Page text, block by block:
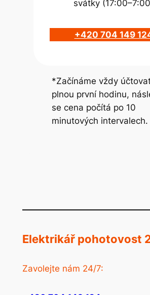
svátky
+420 704 149
*Začínáme vždy
plnou první hodinu,
se cena počítá po 10
minutových intervalech.
Elektrikář pohotovost
Zavolejte nám 24/7: